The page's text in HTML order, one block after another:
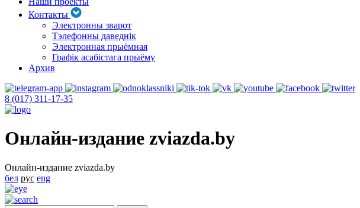
Контакты
Электронны зварот
Тэлефонны даведнік
Электронная прыёмная
Графік асабістага прыёму
Архив
8 (017) 311-17-35
Онлайн-издание zviazda.by
Онлайн-издание zviazda.by
бел рус eng